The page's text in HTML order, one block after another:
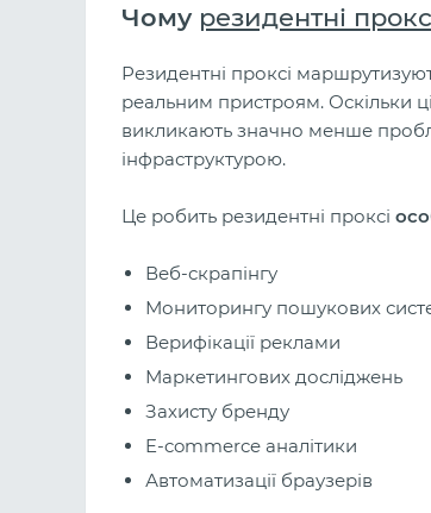
Чому резидентні
Резидентні проксі
реальним пристроям. Оскільки
викликають значно менше
інфраструктурою.
Це робить резидентні проксі
Веб-скрапінгу
Мониторингу пошукових
Верифікації реклами
Маркетингових досліджень
Захисту бренду
E-commerce аналітики
Автоматизації браузерів